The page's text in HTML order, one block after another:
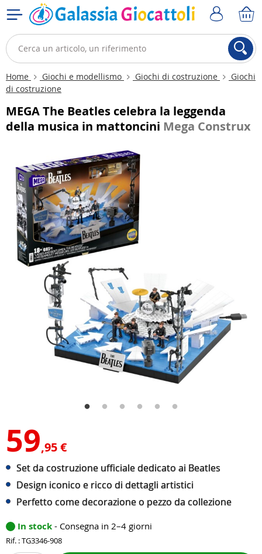
Home Giochi e modellismo Giochi di costruzione
Giochi
di costruzione
MEGA The Beatles celebra la leggenda
della musica in mattoncini Mega Construx
59,95 €
Set da costruzione ufficiale dedicato ai Beatles
Design iconico e ricco di dettagli artistici
Perfetto come decorazione o pezzo da collezione
In stock - Consegna in 2–4 giorni
Rif. : TG3346-908